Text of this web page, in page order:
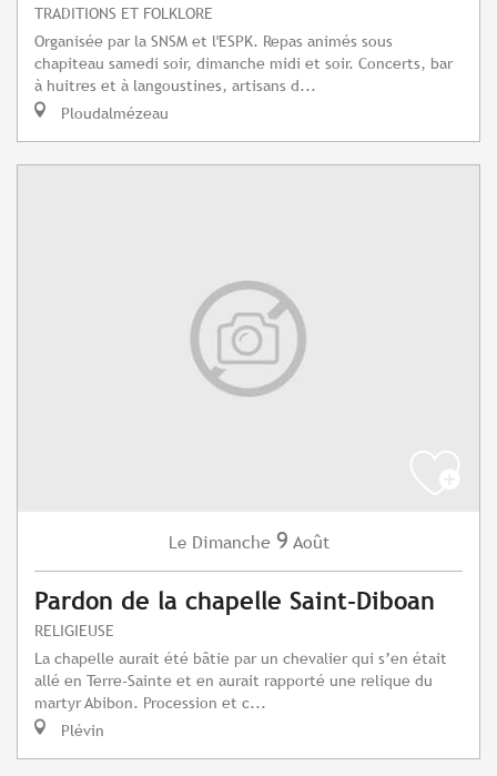
TRADITIONS ET FOLKLORE
Organisée par la SNSM et l'ESPK. Repas animés sous
chapiteau samedi soir, dimanche midi et soir. Concerts, bar
à huitres et à langoustines, artisans d...
Ploudalmézeau
Le Dimanche 9 Août
Pardon de la chapelle Saint-Diboan
RELIGIEUSE
La chapelle aurait été bâtie par un chevalier qui s’en était
allé en Terre-Sainte et en aurait rapporté une relique du
martyr Abibon. Procession et c...
Plévin